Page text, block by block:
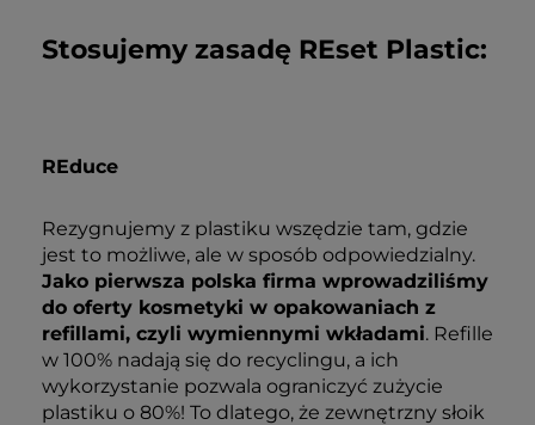
Stosujemy zasadę REset Plastic:
REduce
Rezygnujemy z plastiku wszędzie tam, gdzie
jest to możliwe, ale w sposób odpowiedzialny.
Jako pierwsza polska firma wprowadziliśmy
do oferty kosmetyki w opakowaniach z
refillami, czyli wymiennymi wkładami. Refille
w 100% nadają się do recyclingu, a ich
wykorzystanie pozwala ograniczyć zużycie
plastiku o 80%! To dlatego, że zewnętrzny słoik